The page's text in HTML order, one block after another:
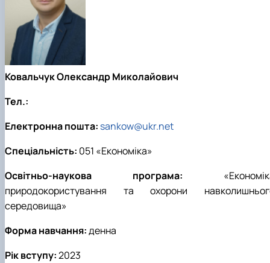
Ковальчук Олександр Миколайович
Тел.:
Електронна пошта: sankow@ukr.net
Спеціальність: 051 «Економіка»
Освітньо-наукова програма:
природокористування та охорони
середовища»
Форма навчання:денна
Рік вступу:2023